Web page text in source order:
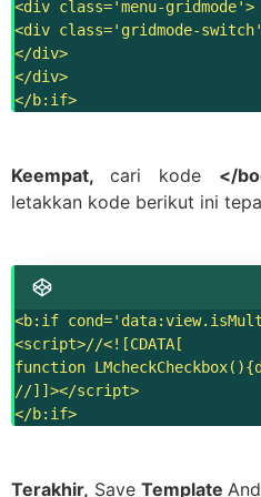
<div class='menu-gridmode'>
<div class='gridmode-
</div>
</div>
Keempat, cari kode </
letakkan kode berikut ini
<b:if
<script>//<![CDATA[
function
//]]></script>
Terakhir, Save Template